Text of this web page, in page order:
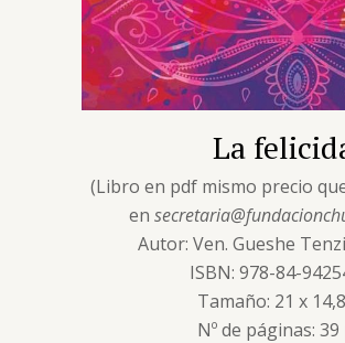
La
(Libro en pdf mismo precio
en
Autor: Ven. Gueshe
ISBN: 978-84-
Tamaño: 21 x
Nº de páginas: 39